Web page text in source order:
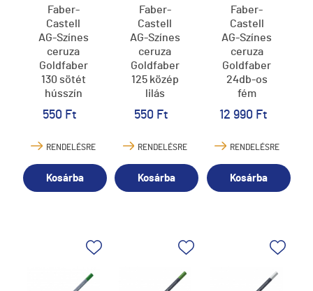
Faber-
Castell
AG-Színes
ceruza
Goldfaber
130 sötét
hússzín
550 Ft
RENDELÉSRE
Kosárba
Faber-
Castell
AG-Színes
ceruza
Goldfaber
125 közép
lilás
rózsaszín
550 Ft
RENDELÉSRE
Kosárba
Faber-
Castell
AG-Színes
ceruza
Goldfaber
24db-os
fém
dobozban
12 990 Ft
RENDELÉSRE
Kosárba